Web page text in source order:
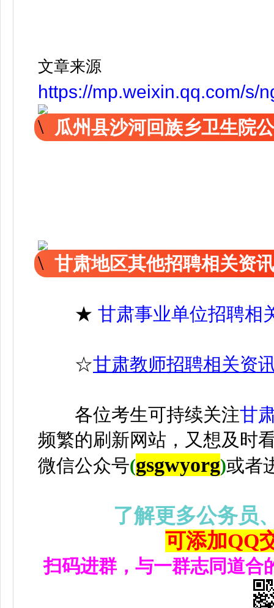
文章来源
https://mp.weixin.qq.com/s/
瓜州县沙河回族乡卫生院
甘肃地区其他招聘相关资
★ 甘肃事业单位招聘相
☆甘肃教师招聘相关资
各位考生可持续关注甘
频繁的刷新网站，又想及时
微信公众号(gsgwyorg)或者
了解更多公务员
可添加QQ
扫码进群，与一群志同道合